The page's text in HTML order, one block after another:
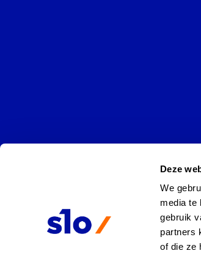
Deze
We
media te
gebruik
partners
of die ze